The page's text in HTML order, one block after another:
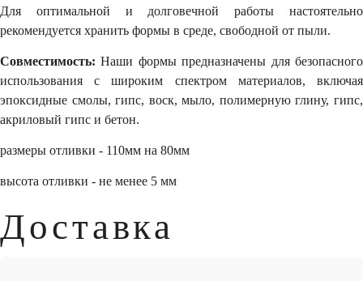
Для оптимальной и долговечной работы настоятельно
рекомендуется хранить формы в среде, свободной от пыли.
Совместимость: Наши формы предназначены для безопасного
использования с широким спектром материалов, включая
эпоксидные смолы, гипс, воск, мыло, полимерную глину, гипс,
акриловый гипс и бетон.
размеры отливки - 110мм на 80мм
высота отливки - не менее 5 мм
Доставка